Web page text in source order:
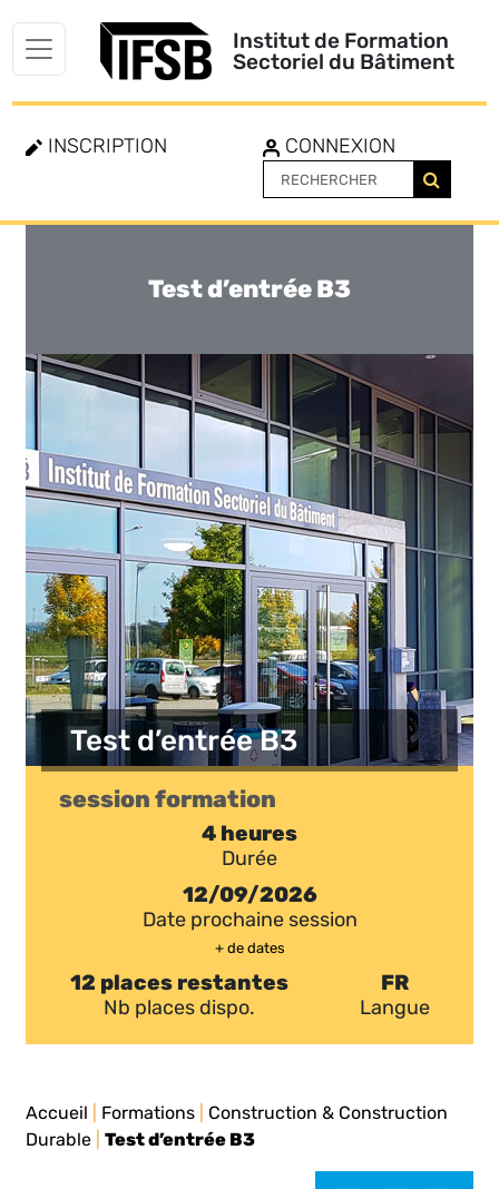
Institut de Formation
Sectoriel du Bâtiment
INSCRIPTION CONNEXION
Test d’entrée B3
Test d’entrée B3
session formation
4 heures
Durée
12/09/2026
Date prochaine session
+ de dates
12 places restantes
Nb places dispo.
FR
Langue
Accueil Formations
Construction & Construction
Durable |Test d’entrée B3